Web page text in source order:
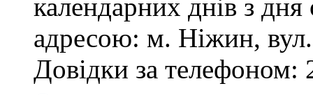
календарних днів з
адресою: м. Ніжин,
Довідки за телефоном: